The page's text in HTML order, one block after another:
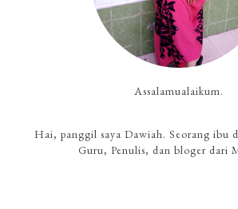
Assalamualaikum.
Hai, panggil saya Dawiah. Seorang ibu
Guru, Penulis, dan bloger dari